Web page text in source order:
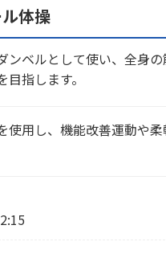
体操
ンベルとして使い、全身
指します。
使用し、機能改善運動や